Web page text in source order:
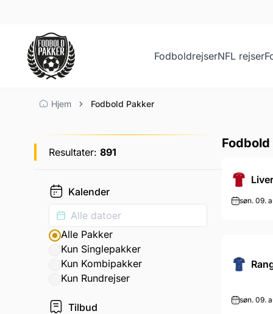
FodboldrejserNFL rejser
Fodbold Pakker
Hjem Fodbold Pakker
Resultater: 891
Kalender
Alle Pakker
Kun Singlepakker
Kun Kombipakker
Kun Rundrejser
Tilbud
søn. 09.
søn. 09.